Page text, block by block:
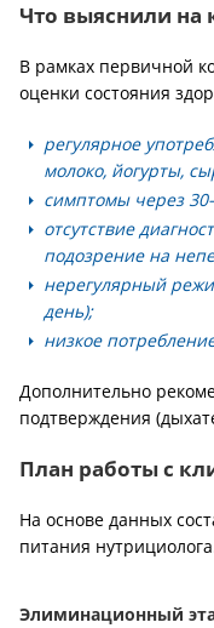
Что выяснили на
В рамках первичной
оценки состояния
регулярное
молоко, йогурты,
симптомы через
отсутствие
подозрение на
нерегулярный
день);
низкое
Дополнительно
подтверждения
План работы с
На основе данных
питания
Элиминационный